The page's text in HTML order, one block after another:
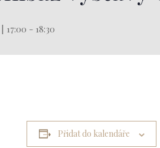
17:00 - 18:30
Přidat do kalendáře